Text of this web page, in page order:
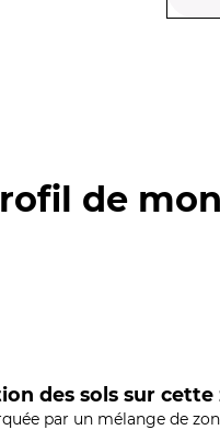
de
des sols sur cette
par un mélange de